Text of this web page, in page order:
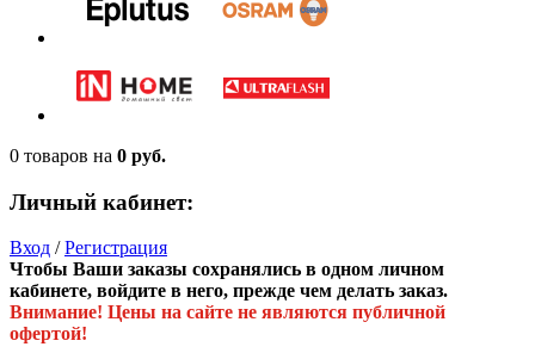
0 товаров на 0 руб.
Личный кабинет:
Вход /Регистрация
Чтобы Ваши заказы сохранялись в одном личном
кабинете, войдите в него, прежде чем делать заказ.
Внимание! Цены на сайте не являются публичной
офертой!